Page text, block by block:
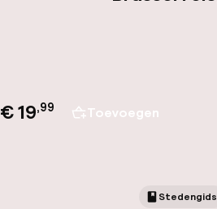
€ 19,99 Toevoegen
Stedengids